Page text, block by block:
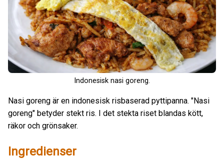
Indonesisk nasi goreng.
Nasi goreng är en indonesisk risbaserad pyttipanna. "Nasi
goreng" betyder stekt ris. I det stekta riset blandas kött,
räkor och grönsaker.
Ingredienser